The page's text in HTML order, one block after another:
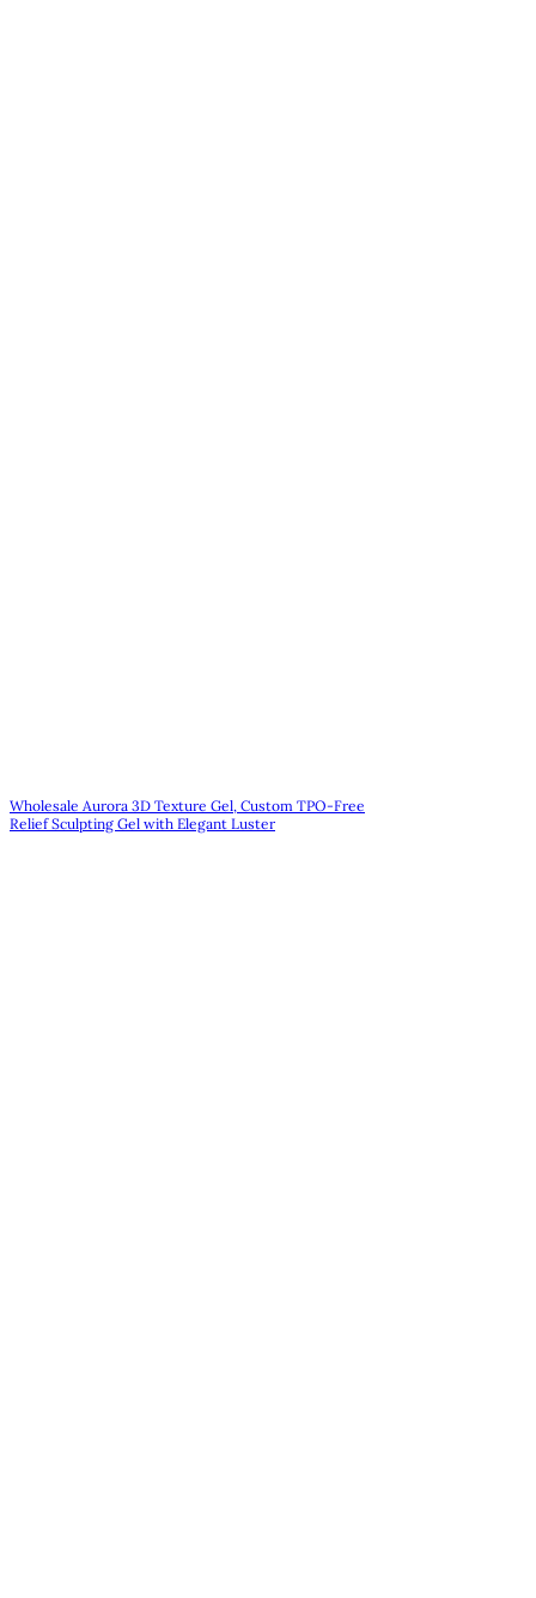
Wholesale Aurora 3D Texture Gel, Custom TPO-Free
Relief Sculpting Gel with Elegant Luster